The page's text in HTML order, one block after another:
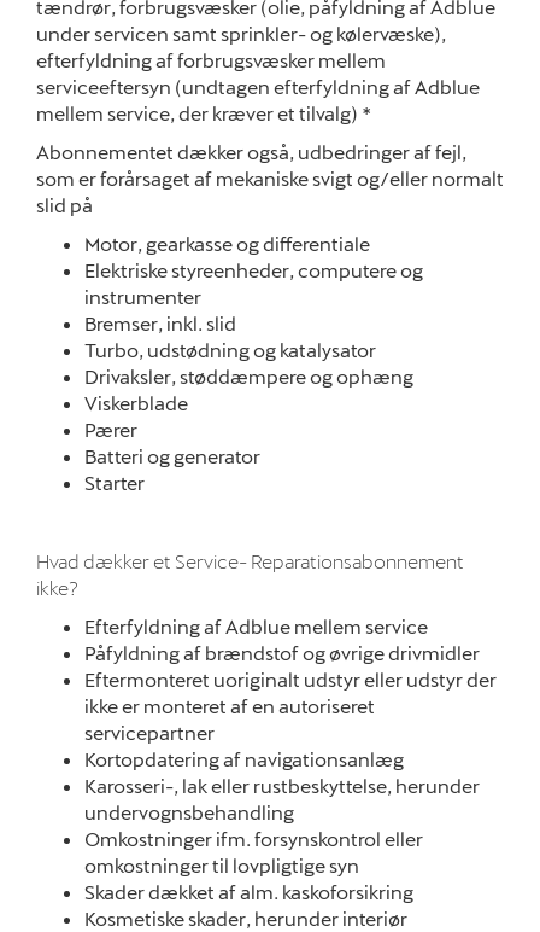
tændrør, forbrugsvæsker (olie, påfyldning af Adblue
under servicen samt sprinkler- og kølervæske),
efterfyldning af forbrugsvæsker mellem
serviceeftersyn (undtagen efterfyldning af Adblue
mellem service, der kræver et tilvalg) *
Abonnementet dækker også, udbedringer af fejl,
som er forårsaget af mekaniske svigt og/eller normalt
slid på
Motor, gearkasse og differentiale
Elektriske styreenheder, computere og
instrumenter
Bremser, inkl. slid
Turbo, udstødning og katalysator
Drivaksler, støddæmpere og ophæng
Viskerblade
Pærer
Batteri og generator
Starter
Hvad dækker et Service- Reparationsabonnement
ikke?
Efterfyldning af Adblue mellem service
Påfyldning af brændstof og øvrige drivmidler
Eftermonteret uoriginalt udstyr eller udstyr der
ikke er monteret af en autoriseret
servicepartner
Kortopdatering af navigationsanlæg
Karosseri-, lak eller rustbeskyttelse, herunder
undervognsbehandling
Omkostninger ifm. forsynskontrol eller
omkostninger til lovpligtige syn
Skader dækket af alm. kaskoforsikring
Kosmetiske skader, herunder interiør